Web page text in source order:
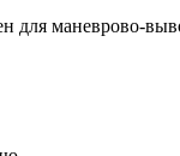
для маневрово-